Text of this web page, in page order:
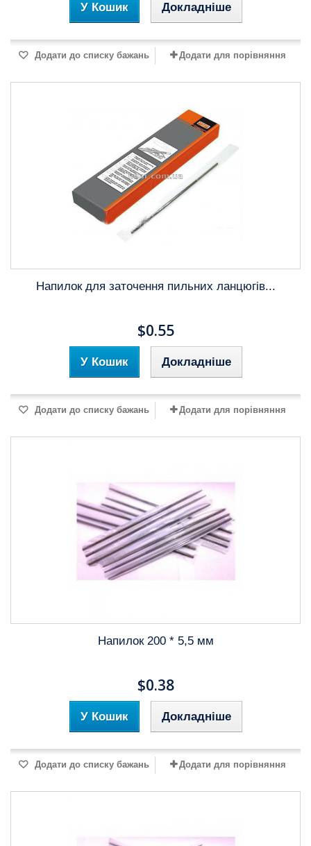
У Кошик Докладніше
Додати до списку бажань Додати для порівняння
Напилок для заточення пильних ланцюгів...
$0.55
У Кошик Докладніше
Додати до списку бажань Додати для порівняння
Напилок 200 * 5,5 мм
$0.38
У Кошик Докладніше
Додати до списку бажань Додати для порівняння